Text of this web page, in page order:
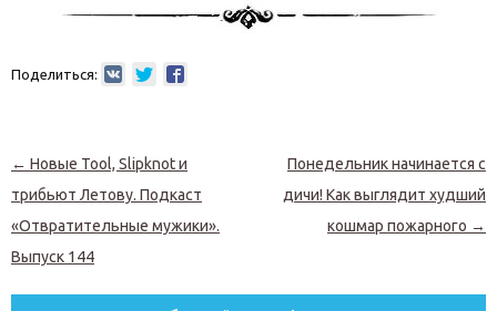
Поделиться:
Навигация по записям
← Новые Tool, Slipknot и
трибьют Летову. Подкаст
«Отвратительные мужики».
Выпуск 144
Понедельник начинается с
дичи! Как выглядит худший
кошмар пожарного →